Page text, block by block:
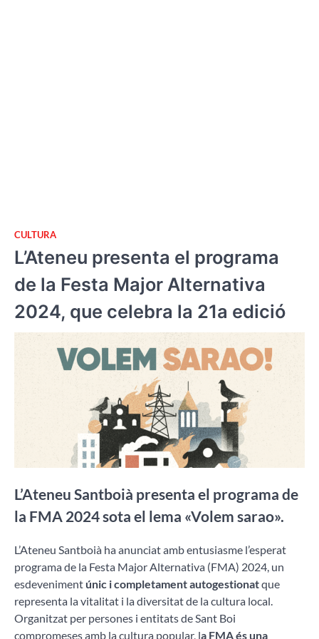
CULTURA
L’Ateneu presenta el programa
de la Festa Major Alternativa
2024, que celebra la 21a edició
L’Ateneu Santboià presenta el programa de
la FMA 2024 sota el lema «Volem sarao».
L’Ateneu Santboià ha anunciat amb entusiasme l’esperat
programa de la Festa Major Alternativa (FMA) 2024, un
esdeveniment únic i completament autogestionatque
representa la vitalitat i la diversitat de la cultura local.
Organitzat per persones i entitats de Sant Boi
compromeses amb la cultura popular, la FMA és una